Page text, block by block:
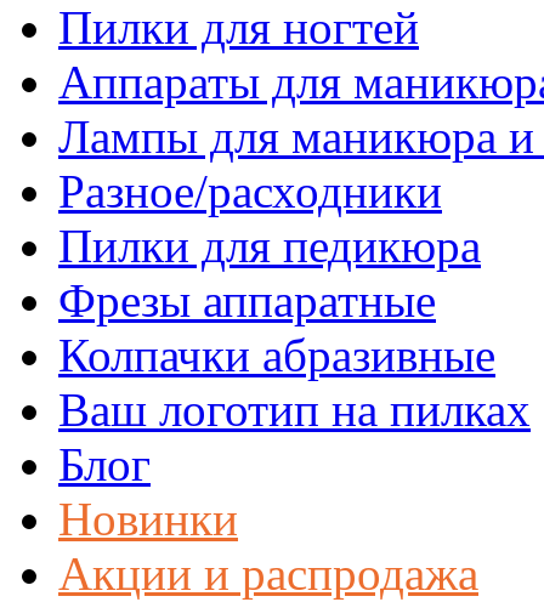
Пилки для ногтей
Аппараты для
Лампы для маникюра и
Разное/расходники
Пилки для педикюра
Фрезы аппаратные
Колпачки абразивные
Ваш логотип на пилках
Блог
Новинки
Акции и распродажа